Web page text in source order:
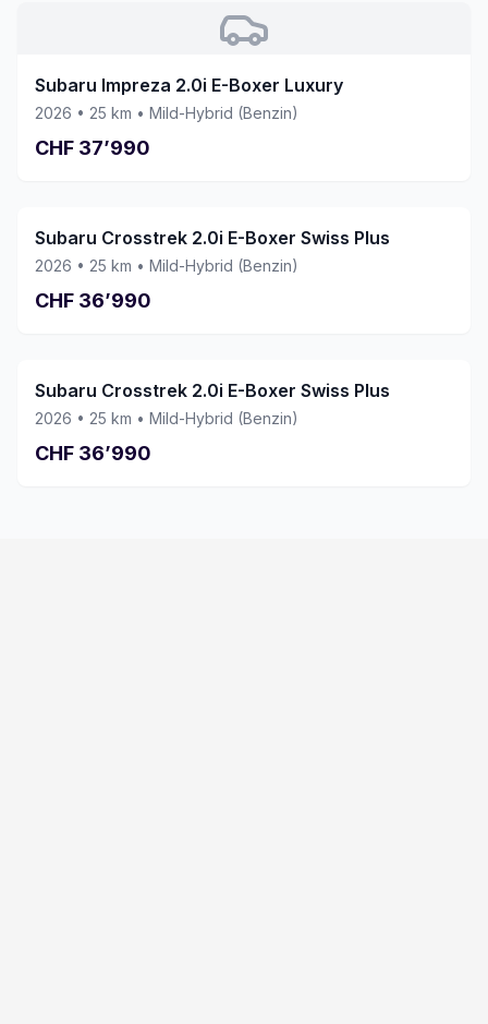
würden jederzeit wieder ein Fahrzeug hier
kaufen. Vielen Dank an das ganze Team!
Subaru Impreza 2.0i E-Boxer Luxury
2026 • 25 km • Mild-Hybrid (Benzin)
CHF 37’990
Subaru Crosstrek 2.0i E-Boxer Swiss Plus
2026 • 25 km • Mild-Hybrid (Benzin)
CHF 36’990
Subaru Crosstrek 2.0i E-Boxer Swiss Plus
2026 • 25 km • Mild-Hybrid (Benzin)
CHF 36’990